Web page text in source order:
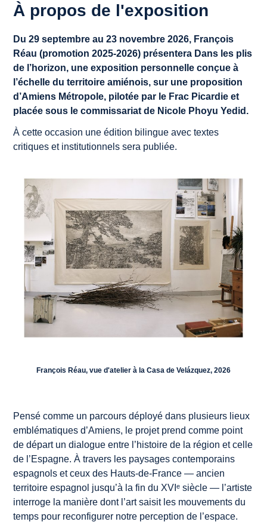
À propos de l'exposition
Du 29 septembre au 23 novembre 2026, François
Réau (promotion 2025-2026) présentera Dans les plis
de l’horizon, une exposition personnelle conçue à
l’échelle du territoire amiénois, sur une proposition
d’Amiens Métropole, pilotée par le Frac Picardie et
placée sous le commissariat de Nicole Phoyu Yedid.
À cette occasion une édition bilingue avec textes
critiques et institutionnels sera publiée.
François Réau, vue d'atelier à la Casa de Velázquez, 2026
Pensé comme un parcours déployé dans plusieurs lieux
emblématiques d’Amiens, le projet prend comme point
de départ un dialogue entre l’histoire de la région et celle
de l’Espagne. À travers les paysages contemporains
espagnols et ceux des Hauts-de-France — ancien
territoire espagnol jusqu’à la fin du XVIᵉ siècle — l’artiste
interroge la manière dont l’art saisit les mouvements du
temps pour reconfigurer notre perception de l’espace.